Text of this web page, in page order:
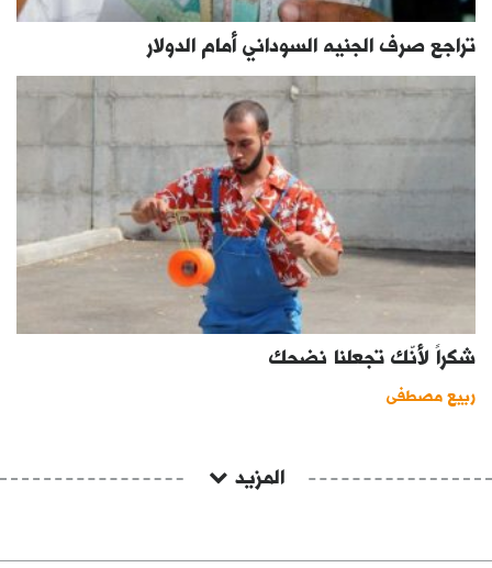
تراجع صرف الجنيه السوداني أمام الدولار
شكراً لأنّك تجعلنا نضحك
ربيع مصطفى
المزيد